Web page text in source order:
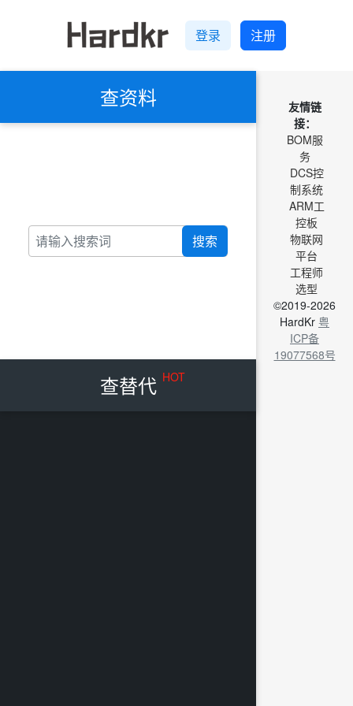
登录 注册
查资料
搜索
查替代 HOT
友情链
接：
BOM服
务
DCS控
制系统
ARM工
控板
物联网
平台
工程师
选型
©2019-2026
HardKr 粤
ICP备
19077568号